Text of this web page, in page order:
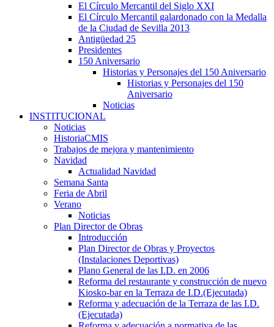
El Círculo Mercantil del Siglo XXI
El Círculo Mercantil galardonado con la Medalla
de la Ciudad de Sevilla 2013
Antigüedad 25
Presidentes
150 Aniversario
Historias y Personajes del 150 Aniversario
Historias y Personajes del 150
Aniversario
Noticias
INSTITUCIONAL
Noticias
HistoriaCMIS
Trabajos de mejora y mantenimiento
Navidad
Actualidad Navidad
Semana Santa
Feria de Abril
Verano
Noticias
Plan Director de Obras
Introducción
Plan Director de Obras y Proyectos
(Instalaciones Deportivas)
Plano General de las I.D. en 2006
Reforma del restaurante y construcción de nuevo
Kiosko-bar en la Terraza de I.D.(Ejecutada)
Reforma y adecuación de la Terraza de las I.D.
(Ejecutada)